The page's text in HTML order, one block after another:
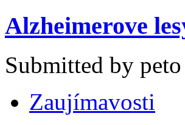
Alzheimerove
Submitted by
Zaujímavosti